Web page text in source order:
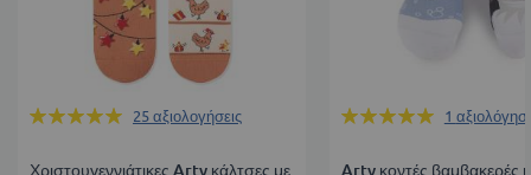
Βαθμολογία:
25 αξιολογήσεις
Χριστουγεννιάτικες Arty κάλτσες με
Βαθμολογία:
1
Arty κοντές βαμβακερές